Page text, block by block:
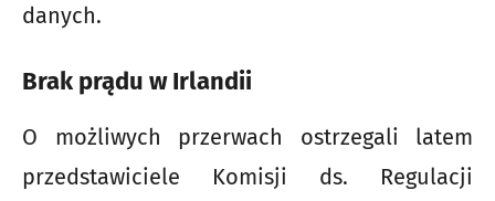
danych.
Brak prądu w Irlandii
O możliwych przerwach ostrzegali latem
przedstawiciele Komisji ds. Regulacji